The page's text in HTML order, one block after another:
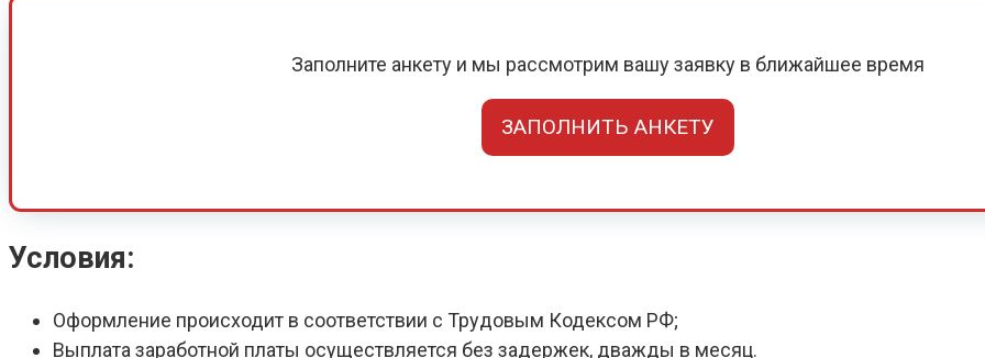
Заполните анкету и мы рассмотрим вашу заявку в ближайшее время
ЗАПОЛНИТЬ АНКЕТУ
Условия:
Оформление происходит в соответствии с Трудовым Кодексом РФ;
Выплата заработной платы осуществляется без задержек, дважды в месяц.